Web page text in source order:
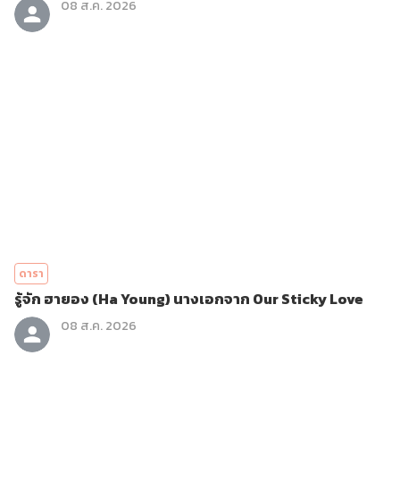
08 ส.ค. 2026
ดารา
รู้จัก ฮายอง (Ha Young) นางเอกจาก Our Sticky Love
08 ส.ค. 2026